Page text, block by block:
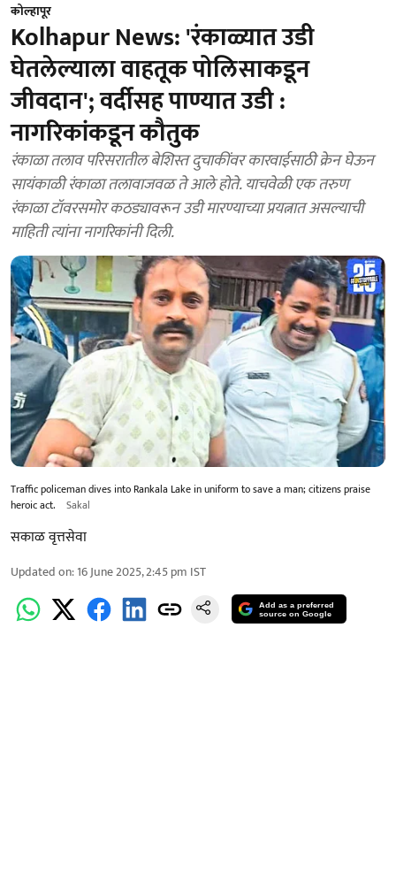
कोल्हापूर
Kolhapur News: 'रंकाळ्यात उडी
घेतलेल्याला वाहतूक पोलिसाकडून
जीवदान'; वर्दीसह पाण्यात उडी :
नागरिकांकडून कौतुक
रंकाळा तलाव परिसरातील बेशिस्त दुचाकींवर कारवाईसाठी क्रेन घेऊन
सायंकाळी रंकाळा तलावाजवळ ते आले होते. याचवेळी एक तरुण
रंकाळा टॉवरसमोर कठड्यावरून उडी मारण्याच्या प्रयत्नात असल्याची
माहिती त्यांना नागरिकांनी दिली.
Traffic policeman dives into Rankala Lake in uniform to save a man; citizens praise
heroic act.
Sakal
सकाळ वृत्तसेवा
Updated on:16 June 2025, 2:45 pm IST
Add as a preferred
source on Google